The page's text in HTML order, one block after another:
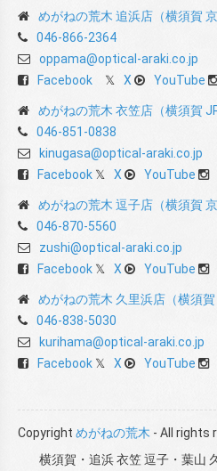
めがねの荒木 追浜店（横須賀
046-866-2364
oppama@optical-araki.co.jp
Facebook
X YouTube
めがねの荒木 衣笠店（横須賀
046-851-0838
kinugasa@optical-araki.co.jp
Facebook
X YouTube
めがねの荒木 逗子店（横須賀
046-870-5560
zushi@optical-araki.co.jp
Facebook
X YouTube
めがねの荒木 久里浜店（横須賀
046-838-5030
kurihama@optical-araki.co.jp
Facebook
X YouTube
Copyright めがねの荒木 - All rights
横須賀・追浜 衣笠 逗子・葉山